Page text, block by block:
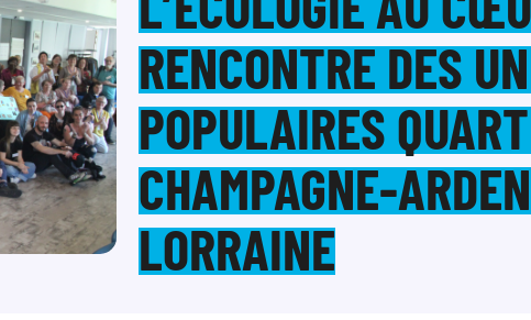
RENCONTRE DES
POPULAIRES
CHAMPAGNE-
LORRAINE